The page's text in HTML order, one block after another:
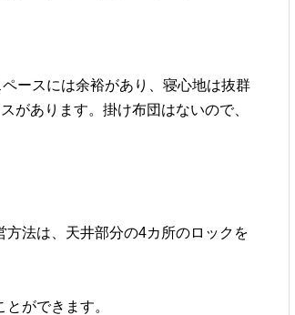
ースには余裕があり、寝心地は抜群
あります。掛け布団はないので、
法は、天井部分の4カ所のロックを
ができます。